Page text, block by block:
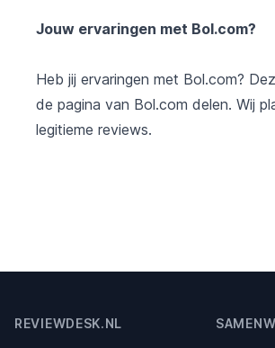
Jouw ervaringen met Bol.com?
Heb jij ervaringen met Bol.com?
de pagina van Bol.com delen. Wij
legitieme reviews.
REVIEWDESK.NL